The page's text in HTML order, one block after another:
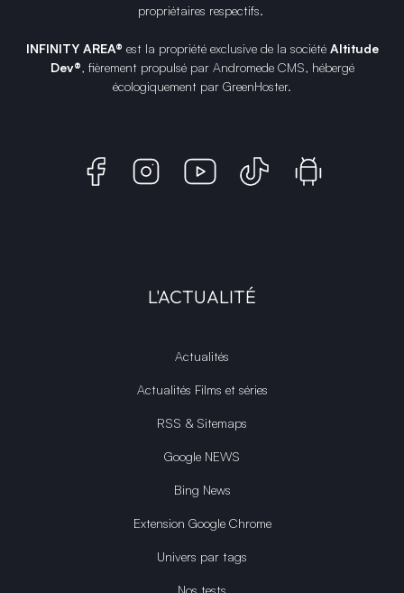
propriétaires respectifs.
INFINITY AREA® est la propriété exclusive de la société Altitude
Dev®, fièrement propulsé par Andromede CMS, hébergé
écologiquement par GreenHoster.
L'ACTUALITÉ
Actualités
Actualités Films et séries
RSS & Sitemaps
Google NEWS
Bing News
Extension Google Chrome
Univers par tags
Nos tests